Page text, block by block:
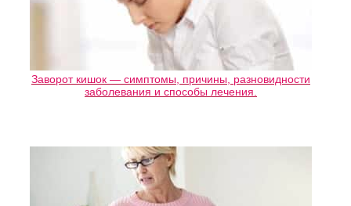
Заворот кишок — симптомы, причины, разновидности
заболевания и способы лечения.